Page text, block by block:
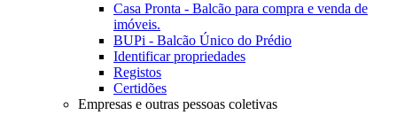
Casa Pronta - Balcão para compra e venda de
imóveis.
BUPi - Balcão Único do Prédio
Identificar propriedades
Registos
Certidões
Empresas e outras pessoas coletivas